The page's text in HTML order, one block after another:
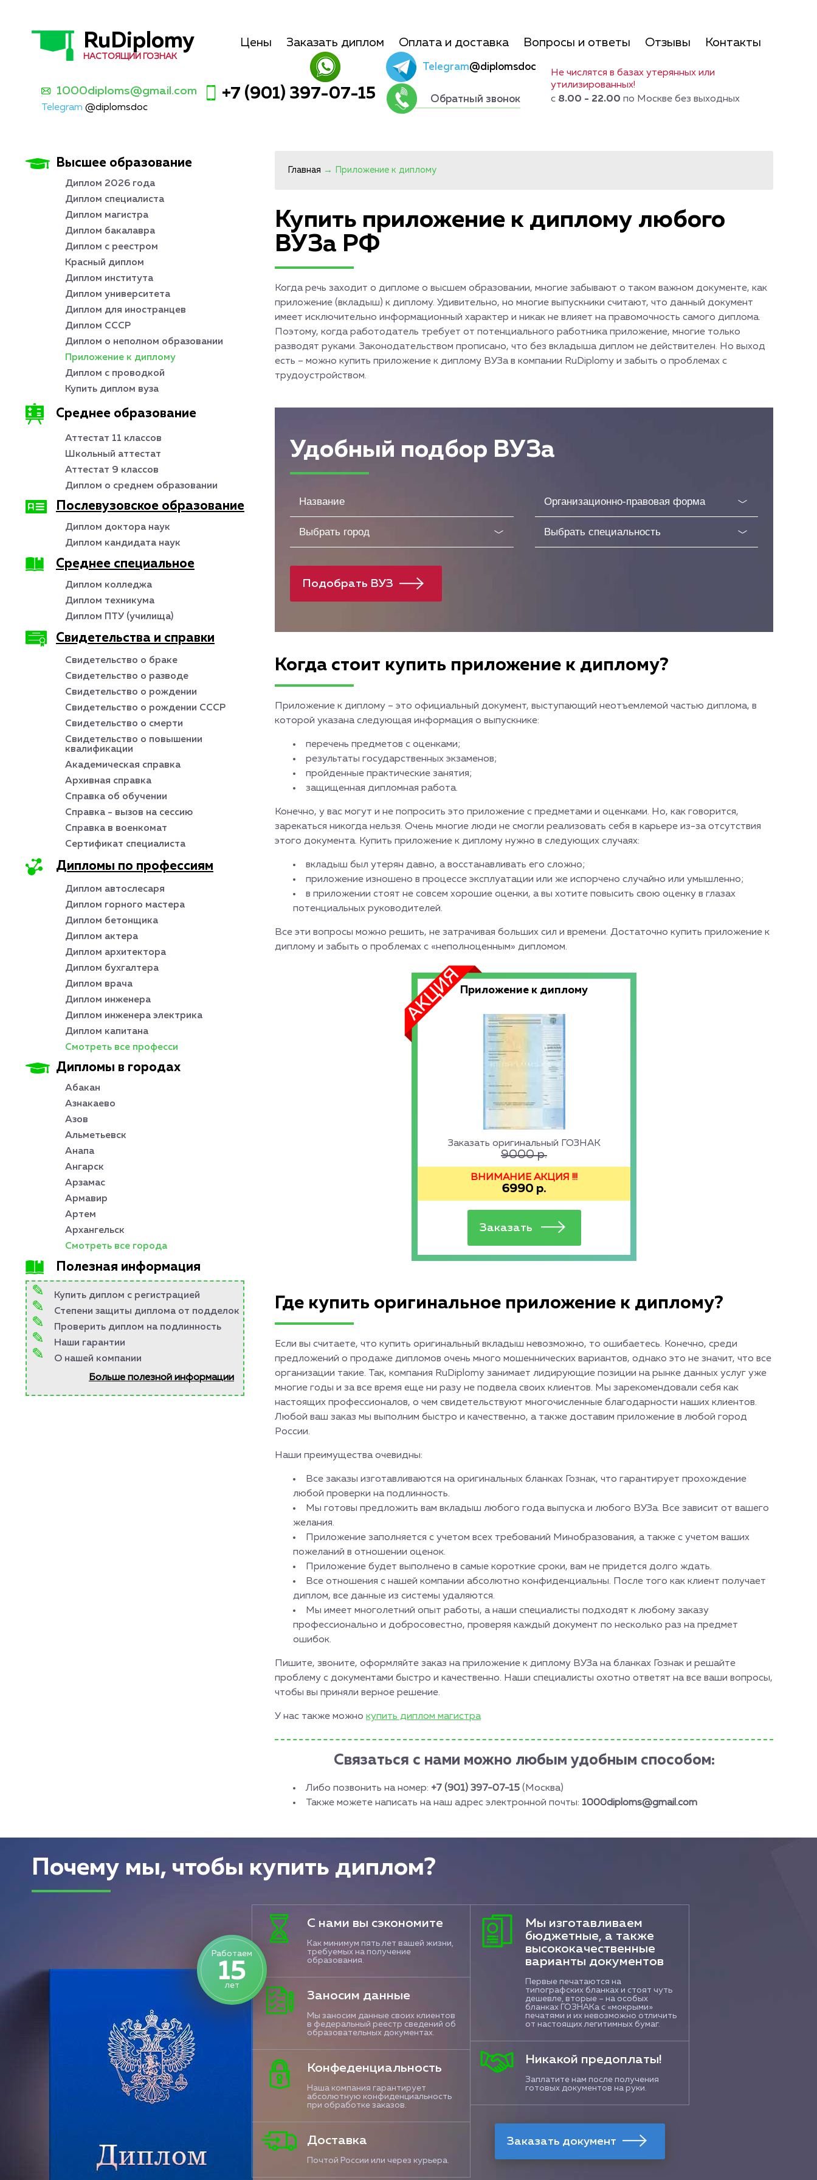
RuDiplomy
НАСТОЯЩИЙ ГОЗНАК
Цены Заказать диплом Оплата и доставка Вопросы и ответы Отзывы Контакты
1000diploms@gmail.com
Telegram @diplomsdoc
+7 (901) 397-07-15
Telegram@diplomsdoc
Обратный звонок
Не числятся в базах утерянных или
утилизированных!
с 8.00 - 22.00 по Москве без выходных
Главная → Приложение к диплому
Купить приложение к диплому любого
ВУЗа РФ
Когда речь заходит о дипломе о высшем образовании, многие забывают о таком важном документе, как
приложение (вкладыш) к диплому. Удивительно, но многие выпускники считают, что данный документ
имеет исключительно информационный характер и никак не влияет на правомочность самого диплома.
Поэтому, когда работодатель требует от потенциального работника приложение, многие только
разводят руками. Законодательством прописано, что без вкладыша диплом не действителен. Но выход
есть – можно купить приложение к диплому ВУЗа в компании RuDiplomy и забыть о проблемах с
трудоустройством.
Удобный подбор ВУЗа
Когда стоит купить приложение к диплому?
Приложение к диплому – это официальный документ, выступающий неотъемлемой частью диплома, в
которой указана следующая информация о выпускнике:
перечень предметов с оценками;
результаты государственных экзаменов;
пройденные практические занятия;
защищенная дипломная работа.
Конечно, у вас могут и не попросить это приложение с предметами и оценками. Но, как говорится,
зарекаться никогда нельзя. Очень многие люди не смогли реализовать себя в карьере из-за отсутствия
этого документа. Купить приложение к диплому нужно в следующих случаях:
вкладыш был утерян давно, а восстанавливать его сложно;
приложение изношено в процессе эксплуатации или же испорчено случайно или умышленно;
в приложении стоят не совсем хорошие оценки, а вы хотите повысить свою оценку в глазах
потенциальных руководителей.
Все эти вопросы можно решить, не затрачивая больших сил и времени. Достаточно купить приложение к
диплому и забыть о проблемах с «неполноценным» дипломом.
Приложение к диплому
Заказать оригинальный ГОЗНАК
9000р.
ВНИМАНИЕ АКЦИЯ !!!
6990 р.
Где купить оригинальное приложение к диплому?
Если вы считаете, что купить оригинальный вкладыш невозможно, то ошибаетесь. Конечно, среди
предложений о продаже дипломов очень много мошеннических вариантов, однако это не значит, что все
организации такие. Так, компания RuDiplomy занимает лидирующие позиции на рынке данных услуг уже
многие годы и за все время еще ни разу не подвела своих клиентов. Мы зарекомендовали себя как
настоящих профессионалов, о чем свидетельствуют многочисленные благодарности наших клиентов.
Любой ваш заказ мы выполним быстро и качественно, а также доставим приложение в любой город
России.
Наши преимущества очевидны:
Все заказы изготавливаются на оригинальных бланках Гознак, что гарантирует прохождение
любой проверки на подлинность.
Мы готовы предложить вам вкладыш любого года выпуска и любого ВУЗа. Все зависит от вашего
желания.
Приложение заполняется с учетом всех требований Минобразования, а также с учетом ваших
пожеланий в отношении оценок.
Приложение будет выполнено в самые короткие сроки, вам не придется долго ждать.
Все отношения с нашей компании абсолютно конфиденциальны. После того как клиент получает
диплом, все данные из системы удаляются.
Мы имеет многолетний опыт работы, а наши специалисты подходят к любому заказу
профессионально и добросовестно, проверяя каждый документ по несколько раз на предмет
ошибок.
Пишите, звоните, оформляйте заказ на приложение к диплому ВУЗа на бланках Гознак и решайте
проблему с документами быстро и качественно. Наши специалисты охотно ответят на все ваши вопросы,
чтобы вы приняли верное решение.
У нас также можно купить диплом магистра
Связаться с нами можно любым удобным способом:
Либо позвонить на номер: +7 (901) 397-07-15 (Москва)
Также можете написать на наш адрес электронной почты: 1000diploms@gmail.com
Высшее образование
Диплом 2026 года
Диплом специалиста
Диплом магистра
Диплом бакалавра
Диплом с реестром
Красный диплом
Диплом института
Диплом университета
Диплом для иностранцев
Диплом СССР
Диплом о неполном образовании
Приложение к диплому
Диплом с проводкой
Купить диплом вуза
Среднее образование
Аттестат 11 классов
Школьный аттестат
Аттестат 9 классов
Диплом о среднем образовании
Послевузовское образование
Диплом доктора наук
Диплом кандидата наук
Среднее специальное
Диплом колледжа
Диплом техникума
Диплом ПТУ (училища)
Свидетельства и справки
Свидетельство о браке
Свидетельство о разводе
Свидетельство о рождении
Свидетельство о рождении СССР
Свидетельство о смерти
Свидетельство о повышении
квалификации
Академическая справка
Архивная справка
Справка об обучении
Справка - вызов на сессию
Справка в военкомат
Сертификат специалиста
Дипломы по профессиям
Диплом автослесаря
Диплом горного мастера
Диплом бетонщика
Диплом актера
Диплом архитектора
Диплом бухгалтера
Диплом врача
Диплом инженера
Диплом инженера электрика
Диплом капитана
Смотреть все професси
Дипломы в городах
Абакан
Азнакаево
Азов
Альметьевск
Анапа
Ангарск
Арзамас
Армавир
Артем
Архангельск
Смотреть все города
Полезная информация
Купить диплом с регистрацией
Степени защиты диплома от подделок
Проверить диплом на подлинность
Наши гарантии
О нашей компании
Больше полезной информации
Почему мы, чтобы купить диплом?
Работаем
15
лет
С нами вы сэкономите
Как минимум пять лет вашей жизни,
требуемых на получение
образования.
Заносим данные
Мы заносим данные своих клиентов
в федеральный реестр сведений об
образовательных документах.
Конфеденциальность
Наша компания гарантирует
абсолютную конфиденциальность
при обработке заказов.
Доставка
Почтой России или через курьера.
Мы изготавливаем
бюджетные, а также
высококачественные
варианты документов
Первые печатаются на
типографских бланках и стоят чуть
дешевле, вторые – на особых
бланках ГОЗНАКа с «мокрыми»
печатями и их невозможно отличить
от настоящих легитимных бумаг.
Никакой предоплаты!
Заплатите нам после получения
готовых документов на руки.